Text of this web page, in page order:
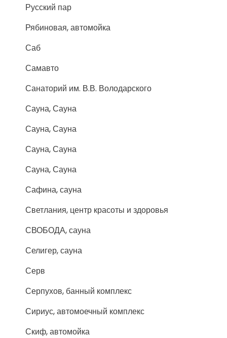
Русский пар
Рябиновая, автомойка
Саб
Самавто
Санаторий им. В.В. Володарского
Сауна, Сауна
Сауна, Сауна
Сауна, Сауна
Сауна, Сауна
Сафина, сауна
Светлания, центр красоты и здоровья
СВОБОДА, сауна
Селигер, сауна
Серв
Серпухов, банный комплекс
Сириус, автомоечный комплекс
Скиф, автомойка